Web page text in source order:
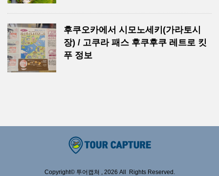
후쿠오카에서 시모노세키(가라토시
장) / 고쿠라 패스 후쿠후쿠 레트로 킷
푸 정보
Copyright© 투어캡쳐 , 2026 All Rights Reserved.